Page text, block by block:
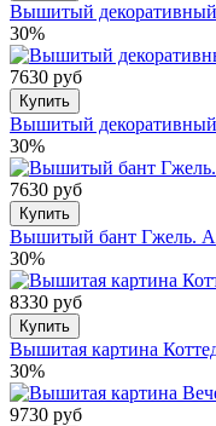
Вышитый
30%
7630 руб
Купить
Вышитый декоративный
30%
7630 руб
Купить
Вышитый бант Гжель.
30%
8330 руб
Купить
Вышитая картина
30%
9730 руб